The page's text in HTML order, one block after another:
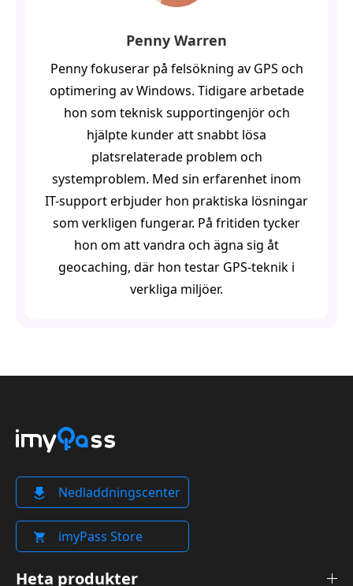
Penny Warren
Penny fokuserar på felsökning av GPS och
optimering av Windows. Tidigare arbetade
hon som teknisk supportingenjör och
hjälpte kunder att snabbt lösa
platsrelaterade problem och
systemproblem. Med sin erfarenhet inom
IT-support erbjuder hon praktiska lösningar
som verkligen fungerar. På fritiden tycker
hon om att vandra och ägna sig åt
geocaching, där hon testar GPS-teknik i
verkliga miljöer.
Nedladdningscenter
imyPass Store
Heta produkter